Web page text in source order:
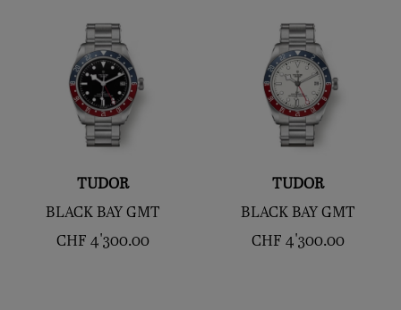
TUDOR
BLACK BAY GMT
CHF 4'300.00
TUDOR
BLACK BAY GMT
CHF 4'300.00